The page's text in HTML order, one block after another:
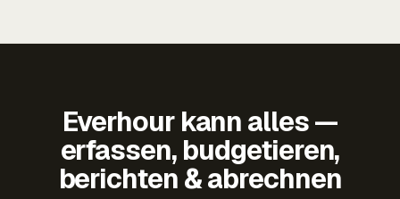
Everhour kann alles —
erfassen, budgetieren,
berichten & abrechnen